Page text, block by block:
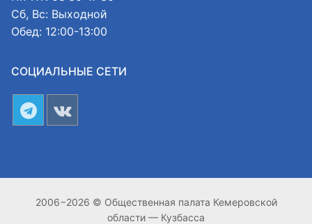
Сб, Вс: Выходной
Обед: 12:00-13:00
СОЦИАЛЬНЫЕ СЕТИ
2006−2026 © Общественная палата Кемеровской
области — Кузбасса